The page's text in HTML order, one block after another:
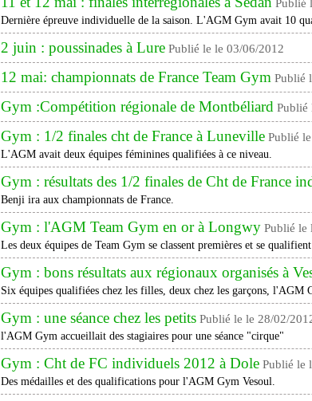
Publié
Dernière épreuve individuelle de la saison. L'AGM Gym avait 10
2 juin : poussinades à Lure Publié le le 03/06/2012
12 mai: championnats de France Team Gym Publié
Gym :Compétition régionale de Montbéliard Publié
Gym : 1/2 finales cht de France à Luneville Publié
L'AGM avait deux équipes féminines qualifiées à ce niveau.
Gym : résultats des 1/2 finales de Cht de France
Benji ira aux championnats de France.
Gym : l'AGM Team Gym en or à Longwy Publié le
Les deux équipes de Team Gym se classent premières et se
Gym : bons résultats aux régionaux organisés à
Six équipes qualifiées chez les filles, deux chez les garçons, l'AGM
Gym : une séance chez les petits Publié le le 28/02/
l'AGM Gym accueillait des stagiaires pour une séance "cirque"
Gym : Cht de FC individuels 2012 à Dole Publié le
Des médailles et des qualifications pour l'AGM Gym Vesoul.